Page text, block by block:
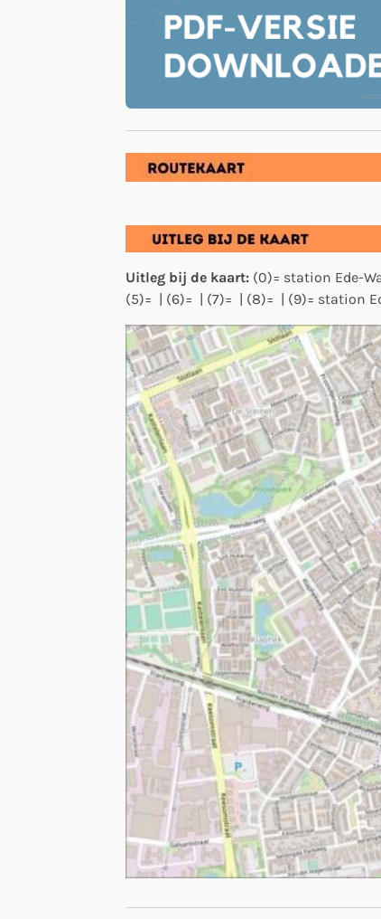
Uitleg bij de kaart: (0)= station Ede-
(5)= | (6)= | (7)= | (8)= | (9)= station